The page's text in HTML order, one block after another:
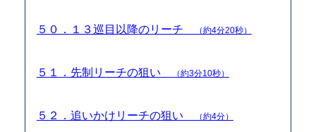
５０．１３巡目以降のリーチ （約4分20秒）
５１．先制リーチの狙い （約3分10秒）
５２．追いかけリーチの狙い （約4分）